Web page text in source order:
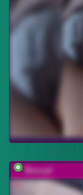
Buzzyd